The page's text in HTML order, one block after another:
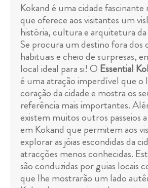
Kokand é uma cidade
que oferece aos visitantes um
história, cultura e arquitetura
Se procura um destino fora dos
habituais e cheio de surpresas,
local ideal para si! O Essential
é uma atração imperdível que o
coração da cidade e mostra os
referência mais importantes.
existem muitos outros passeios
em Kokand que permitem aos
explorar as jóias escondidas da
atracções menos conhecidas.
são conduzidas por guias locais
que lhe mostrarão um lado